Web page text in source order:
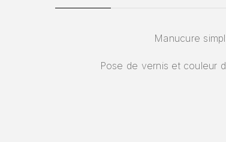
Manucure
Pose de vernis et couleur